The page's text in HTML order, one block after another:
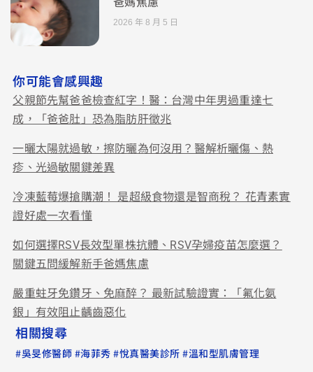
2026 年 8 月 5 日
你可能會感興趣
父親節先幫爸爸檢查紅字！醫：台灣中年男過重達七
成，「爸爸肚」恐為脂肪肝徵兆
一曬太陽就過敏，擦防曬為何沒用？醫解析曬傷、熱
疹、光過敏關鍵差異
冷凍藍莓爆搶購潮！ 是超級食物還是智商稅？ 花青素實
證好處一次看懂
如何選擇RSV長效型單株抗體、RSV孕婦疫苗怎麼選？
關鍵五問緩解新手爸媽焦慮
嚴重蛀牙免鑽牙、免麻醉？ 最新試驗證實：「氟化氨
銀」有效阻止齲齒惡化
相關搜尋
#吳旻修醫師 #海菲秀 #悅真醫美診所 #溫和型肌膚管理